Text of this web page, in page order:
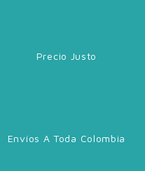
Precio Justo
Envíos A Toda Colombia